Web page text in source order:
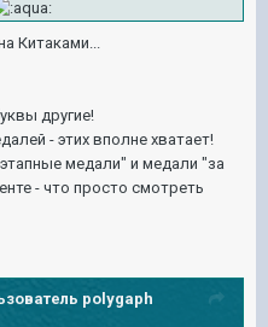
Китаками...
другие!
- этих вполне хватает!
медали" и медали "за
- что просто смотреть
polygaph